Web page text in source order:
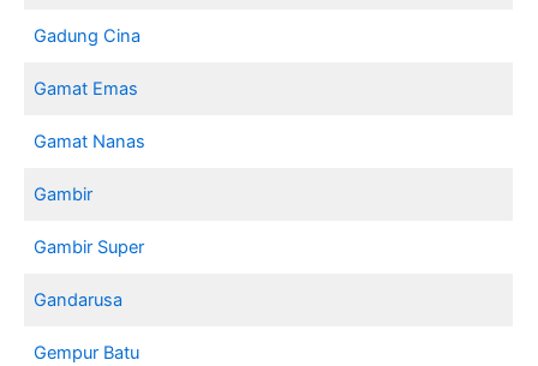
Gadung Cina
Gamat Emas
Gamat Nanas
Gambir
Gambir Super
Gandarusa
Gempur Batu